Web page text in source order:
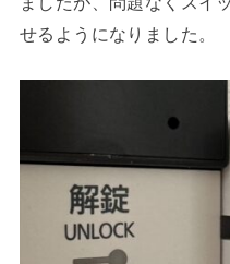
せるようになりました。